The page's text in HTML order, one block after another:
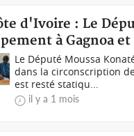
d'Ivoire : Le
à Gagnoa
Le Député Moussa
dans la circonscription
est resté statiqu...
il y a 1 mois